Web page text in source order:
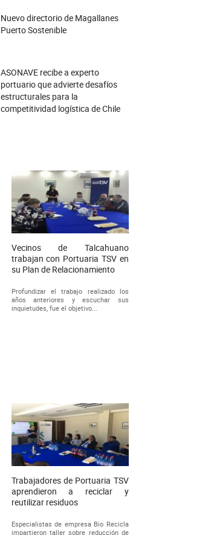
Nuevo directorio de Magallanes
Puerto Sostenible
ASONAVE recibe a experto
portuario que advierte desafíos
estructurales para la
competitividad logística de Chile
Vecinos de Talcahuano
trabajan con Portuaria TSV en
su Plan de Relacionamiento
Profundizar el trabajo realizado los
años anteriores y escuchar sus
inquietudes, fue el objetivo...
Trabajadores de Portuaria TSV
aprendieron a reciclar y
reutilizar residuos
Especialistas de empresa Bio Recicla
impartieron taller sobre reducción de